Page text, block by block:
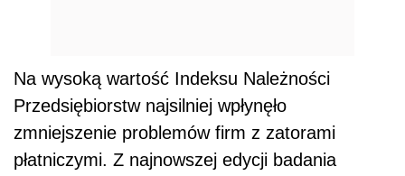
Na wysoką wartość Indeksu Należności
Przedsiębiorstw najsilniej wpłynęło
zmniejszenie problemów firm z zatorami
płatniczymi. Z najnowszej edycji badania